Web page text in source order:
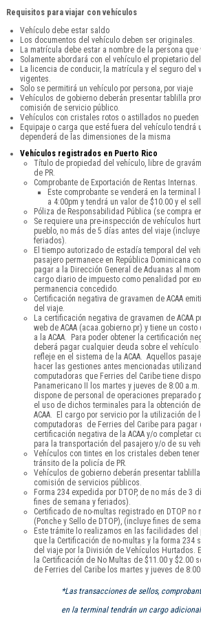
Requisitos para viajar con vehículos
Vehículo debe estar saldo
Los documentos del vehículo deben ser originales.
La matrícula debe estar a nombre de la persona que
Solamente abordará con el vehículo el propietario
La licencia de conducir, la matrícula y el seguro del
vigentes.
Solo se permitirá un vehículo por persona, por viaje
Vehículos de gobierno deberán presentar tablilla
comisión de servicio público.
Vehículos con cristales rotos o astillados no pueden
Equipaje o carga que esté fuera del vehículo tendrá
dependerá de las dimensiones de la misma
Vehículos registrados en Puerto Rico
Título de propiedad del vehículo, libre de
de PR.
Comprobante de Exportación de Rentas Internas.
Este comprobante se venderá en la terminal
a 4:00pm y tendrá un valor de $10.00 y el
Póliza de Responsabilidad Pública (se compra
Se requiere una pre-inspección de vehículos
pueblo, no más de 5 días antes del viaje
feriados).
El tiempo autorizado de estadía temporal del
pasajero permanece en República Dominicana
pagar a la Dirección General de Aduanas al
cargo diario de impuesto como penalidad por
permanencia concedido.
Certificación negativa de gravamen de ACAA
del viaje.
La certificación negativa de gravamen de ACAA
web de ACAA (acaa.gobierno.pr) y tiene un
a la ACAA. Para poder obtener la certificación
deberá pagar cualquier deuda sobre el
refleje en el sistema de la ACAA. Aquellos
hacer las gestiones antes mencionadas
computadoras que Ferries del Caribe tiene
Panamericano II los martes y jueves de 8:00
dispone de personal de operaciones preparado
el uso de dichos terminales para la obtención
ACAA. El cargo por servicio por la utilización de
computadoras de Ferries del Caribe para pagar
certificación negativa de la ACAA y/o completar
para la transportación del pasajero y/o de su
Vehículos con tintes en los cristales deben
tránsito de la policía de PR.
Vehículos de gobierno deberán presentar
comisión de servicios públicos.
Forma 234 expedida por DTOP, de no más de 3
fines de semana y feriados).
Certificado de no-multas registrado en DTOP
(Ponche y Sello de DTOP), (incluye fines de
Este trámite lo realizamos en las facilidades del
que la Certificación de no-multas y la forma 234
del viaje por la División de Vehículos Hurtados.
la Certificación de No Multas de $11.00 y $2.00
de Ferries del Caribe los martes y jueves de
*Las transacciones de sellos,
en la terminal tendrán un cargo